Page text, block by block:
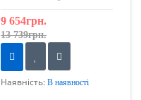
9 654грн.
13 739грн.
Наявність: В наявності